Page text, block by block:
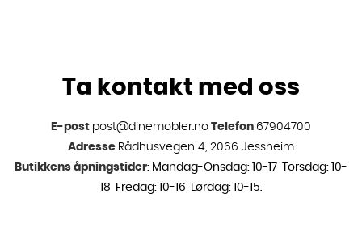
Ta kontakt med oss
E-post post@dinemobler.no Telefon 67904700
Adresse Rådhusvegen 4, 2066 Jessheim
Butikkens åpningstider: Mandag-Onsdag: 10-17 Torsdag: 10-
18 Fredag: 10-16 Lørdag: 10-15.